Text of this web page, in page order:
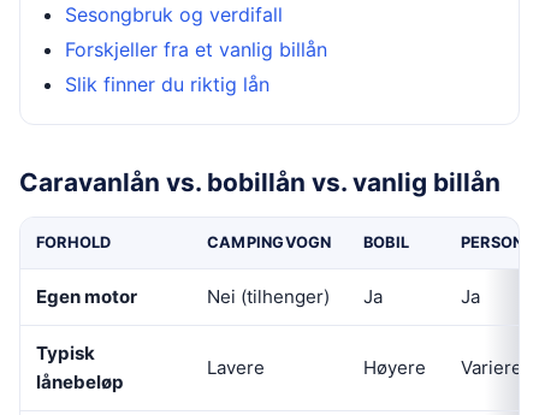
Sesongbruk og verdifall
Forskjeller fra et vanlig billån
Slik finner du riktig lån
Caravanlån vs. bobillån vs. vanlig billån
FORHOLD CAMPINGVOGN BOBIL
Egen motor Nei (tilhenger) Ja Ja
Typisk
lånebeløp
Lavere Høyere Varierer